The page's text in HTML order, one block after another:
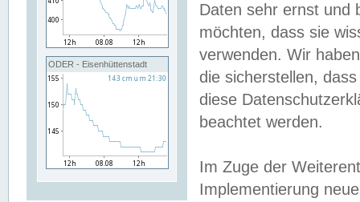
ODER - Eisenhüttenstadt
Daten sehr ernst und
möchten, dass sie
verwenden. Wir
die sicherstellen,
diese
beachtet werden.
Im Zuge der
Implementierung